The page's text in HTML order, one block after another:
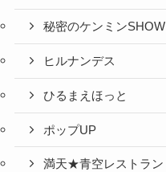
秘密のケンミンSHOW
ヒルナンデス
ひるまえほっと
ポップUP
満天★青空レストラン